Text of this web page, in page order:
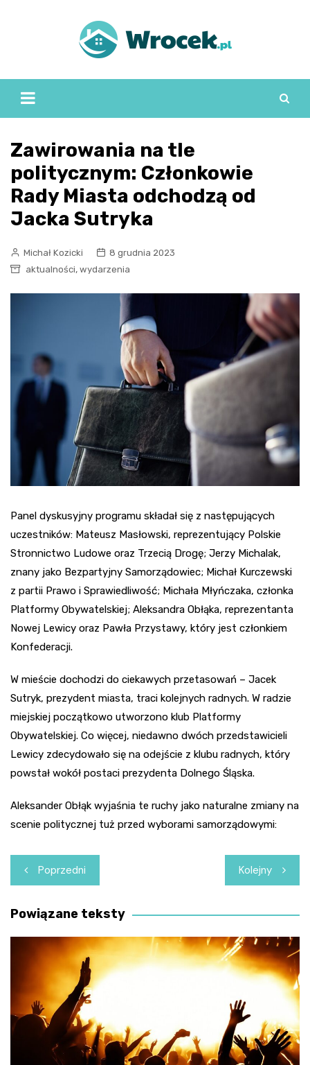
Zawirowania na tle
politycznym: Członkowie
Rady Miasta odchodzą od
Jacka Sutryka
Michał Kozicki
8 grudnia 2023
aktualności, wydarzenia
Panel dyskusyjny programu składał się z następujących
uczestników: Mateusz Masłowski, reprezentujący Polskie
Stronnictwo Ludowe oraz Trzecią Drogę; Jerzy Michalak,
znany jako Bezpartyjny Samorządowiec; Michał Kurczewski
z partii Prawo i Sprawiedliwość; Michała Młyńczaka, członka
Platformy Obywatelskiej; Aleksandra Obłąka, reprezentanta
Nowej Lewicy oraz Pawła Przystawy, który jest członkiem
Konfederacji.
W mieście dochodzi do ciekawych przetasowań – Jacek
Sutryk, prezydent miasta, traci kolejnych radnych. W radzie
miejskiej początkowo utworzono klub Platformy
Obywatelskiej. Co więcej, niedawno dwóch przedstawicieli
Lewicy zdecydowało się na odejście z klubu radnych, który
powstał wokół postaci prezydenta Dolnego Śląska.
Aleksander Obłąk wyjaśnia te ruchy jako naturalne zmiany na
scenie politycznej tuż przed wyborami samorządowymi:
Nawigacja
wpisu
Poprzedni Kolejny
Powiązane teksty